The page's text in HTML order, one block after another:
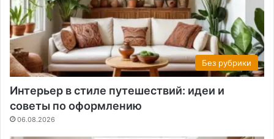
Без рубрики
Интерьер в стиле путешествий: идеи и
советы по оформлению
06.08.2026